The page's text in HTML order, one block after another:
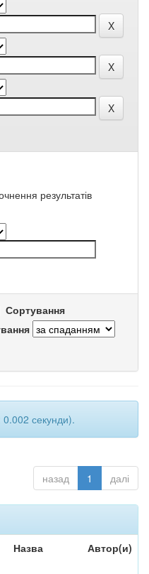
результатів
Сортування
0.002 секунди).
назад 1 далі
Назва Автор(и)